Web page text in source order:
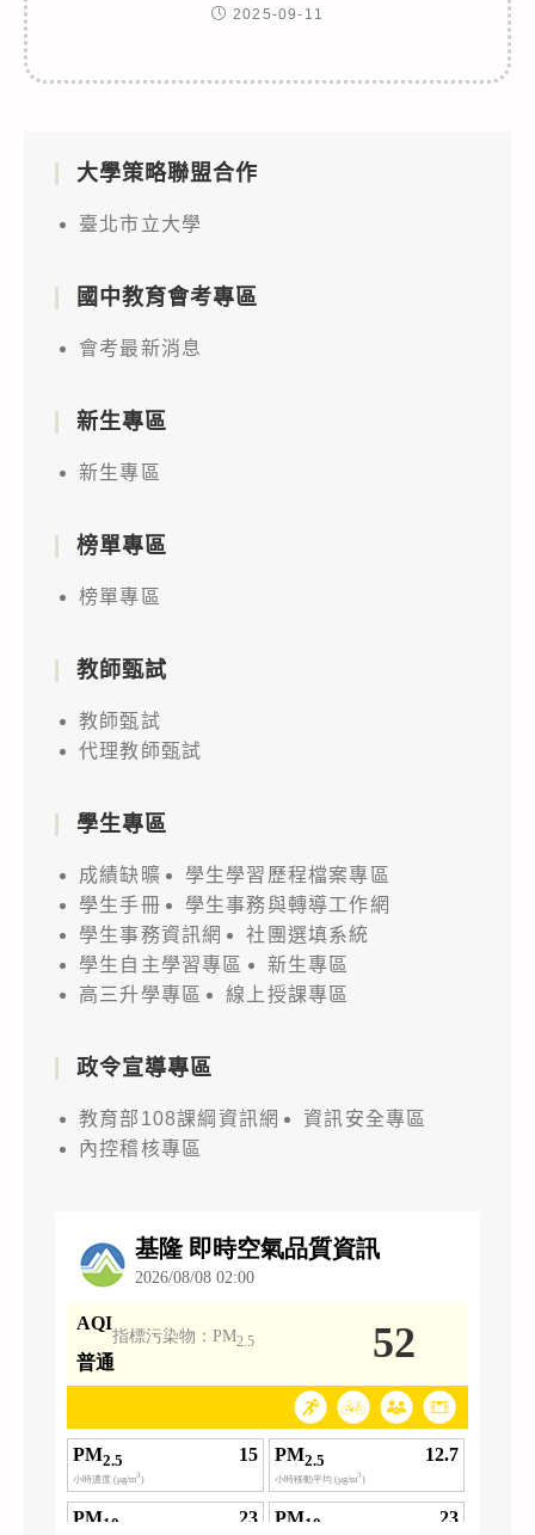
2025-09-11
大學策略聯盟合作
臺北市立大學
國中教育會考專區
會考最新消息
新生專區
新生專區
榜單專區
榜單專區
教師甄試
教師甄試
代理教師甄試
學生專區
成績缺曠
學生學習歷程檔案專區
學生手冊
學生事務與轉導工作網
學生事務資訊網
社團選填系統
學生自主學習專區
新生專區
高三升學專區
線上授課專區
政令宣導專區
教育部108課綱資訊網
資訊安全專區
內控稽核專區